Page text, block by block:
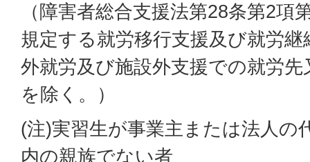
（障害者総合支援法第28条第2項
規定する就労移行支援及び就労
外就労及び施設外支援での就労
を除く。）
(注)実習生が事業主または法人の
内の親族でない者